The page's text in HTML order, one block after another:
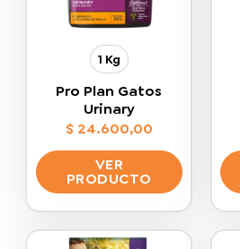
elegir
en
la
página
de
producto
1 Kg
Pro Plan Gatos
Urinary
$24.600,00
VER
PRODUCTO
tiene